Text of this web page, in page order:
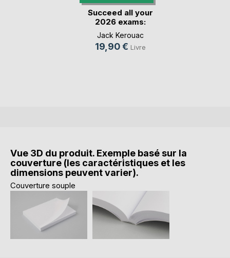
Succeed all your
2026 exams:
Analy(...)
Jack Kerouac
19,90 € Livre
Vue 3D du produit. Exemple basé sur la
couverture (les caractéristiques et les
dimensions peuvent varier).
Couverture souple